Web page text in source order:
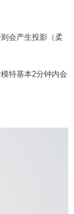
会产生投影（柔
特基本2分钟内会